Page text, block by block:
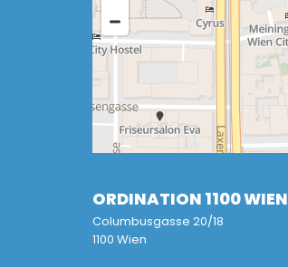
ORDINATION 1100 WIEN
Columbusgasse 20/18
1100 Wien